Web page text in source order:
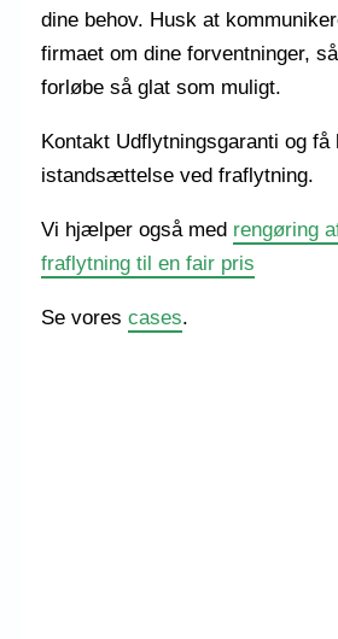
dine behov. Husk at
firmaet om dine forventninger,
forløbe så glat som muligt.
Kontakt Udflytningsgaranti og få
istandsættelse ved fraflytning.
Vi hjælper også med rengøring
fraflytning til en fair pris
Se vorescases.